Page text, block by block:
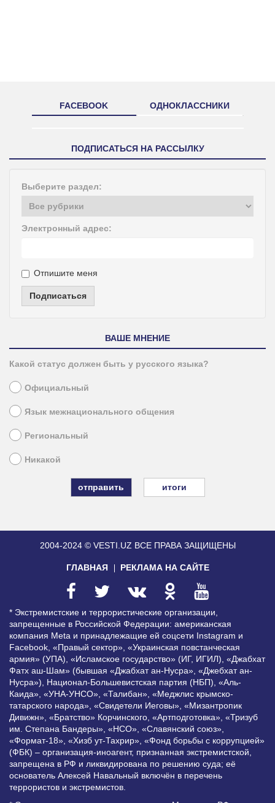
FACEBOOK ОДНОКЛАССНИКИ
ПОДПИСАТЬСЯ НА РАССЫЛКУ
Выберите раздел:
Электронный адрес:
Отпишите меня
Подписаться
ВАШЕ МНЕНИЕ
Какой статус должен быть у русского языка?
Официальный
Язык межнационального общения
Региональный
Никакой
итоги
2004-2024 © VESTI.UZ ВСЕ ПРАВА ЗАЩИЩЕНЫ
ГЛАВНАЯ РЕКЛАМА НА САЙТЕ
* Экстремистские и террористические организации,
запрещенные в Российской Федерации: американская
компания Meta и принадлежащие ей соцсети Instagram и
Facebook, «Правый сектор», «Украинская повстанческая
армия» (УПА), «Исламское государство» (ИГ, ИГИЛ), «Джабхат
Фатх аш-Шам» (бывшая «Джабхат ан-Нусра», «Джебхат ан-
Нусра»), Национал-Большевистская партия (НБП), «Аль-
Каида», «УНА-УНСО», «Талибан», «Меджлис крымско-
татарского народа», «Свидетели Иеговы», «Мизантропик
Дивижн», «Братство» Корчинского, «Артподготовка», «Тризуб
им. Степана Бандеры», «НСО», «Славянский союз»,
«Формат-18», «Хизб ут-Тахрир», «Фонд борьбы с коррупцией»
(ФБК) – организация-иноагент, признанная экстремистской,
запрещена в РФ и ликвидирована по решению суда; её
основатель Алексей Навальный включён в перечень
террористов и экстремистов.